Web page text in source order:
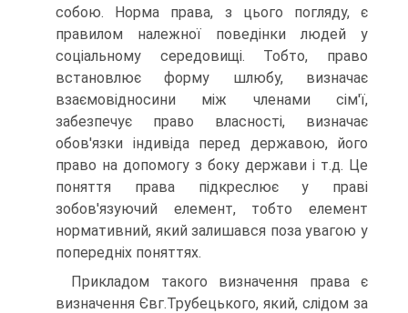
собою. Норма права, з цього погляду, є
правилом належної поведінки людей у
соціальному середовищі. Тобто, право
встановлює форму шлюбу, визначає
взаємовідносини між членами сім'ї,
забезпечує право власності, визначає
обов'язки індивіда перед державою, його
право на допомогу з боку держави і т.д. Це
поняття права підкреслює у праві
зобов'язуючий елемент, тобто елемент
нормативний, який залишався поза увагою у
попередніх поняттях.
Прикладом такого визначення права є
визначення Євг.Трубецького, який, слідом за